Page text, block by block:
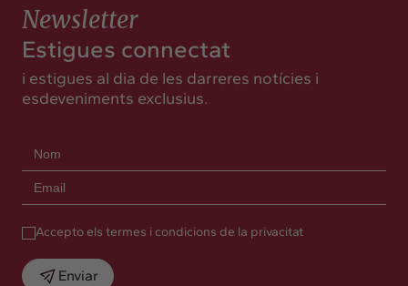
Newsletter
Estigues connectat
i estigues al dia de les darreres notícies i
esdeveniments exclusius.
Accepto els termes i condicions de la privacitat
Enviar